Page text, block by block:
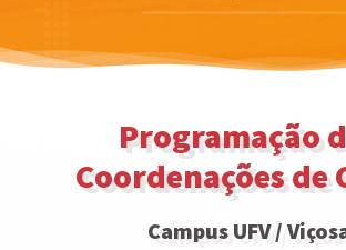
Programação
Coordenações de
Campus UFV /